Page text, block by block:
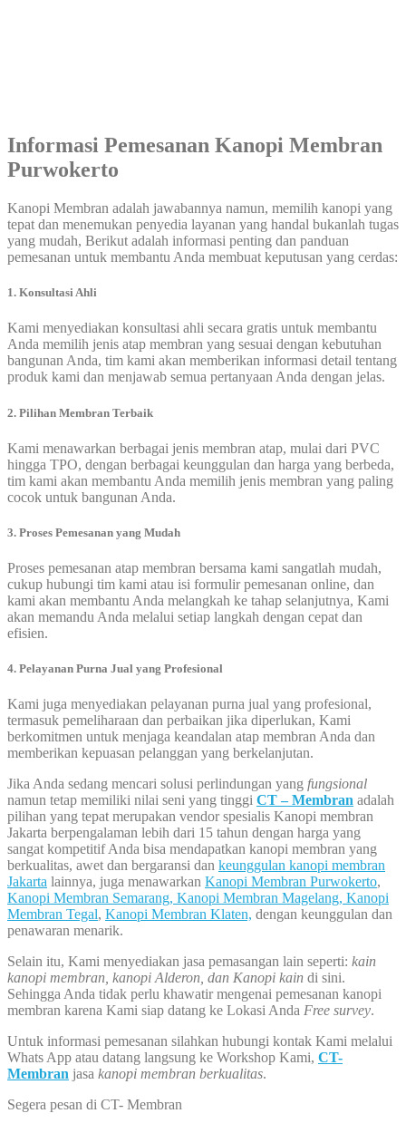
Informasi Pemesanan Kanopi Membran
Purwokerto
Kanopi Membran adalah jawabannya namun, memilih kanopi yang
tepat dan menemukan penyedia layanan yang handal bukanlah tugas
yang mudah, Berikut adalah informasi penting dan panduan
pemesanan untuk membantu Anda membuat keputusan yang cerdas:
1. Konsultasi Ahli
Kami menyediakan konsultasi ahli secara gratis untuk membantu
Anda memilih jenis atap membran yang sesuai dengan kebutuhan
bangunan Anda, tim kami akan memberikan informasi detail tentang
produk kami dan menjawab semua pertanyaan Anda dengan jelas.
2. Pilihan Membran Terbaik
Kami menawarkan berbagai jenis membran atap, mulai dari PVC
hingga TPO, dengan berbagai keunggulan dan harga yang berbeda,
tim kami akan membantu Anda memilih jenis membran yang paling
cocok untuk bangunan Anda.
3. Proses Pemesanan yang Mudah
Proses pemesanan atap membran bersama kami sangatlah mudah,
cukup hubungi tim kami atau isi formulir pemesanan online, dan
kami akan membantu Anda melangkah ke tahap selanjutnya, Kami
akan memandu Anda melalui setiap langkah dengan cepat dan
efisien.
4. Pelayanan Purna Jual yang Profesional
Kami juga menyediakan pelayanan purna jual yang profesional,
termasuk pemeliharaan dan perbaikan jika diperlukan, Kami
berkomitmen untuk menjaga keandalan atap membran Anda dan
memberikan kepuasan pelanggan yang berkelanjutan.
Jika Anda sedang mencari solusi perlindungan yang fungsional
namun tetap memiliki nilai seni yang tinggi CT – Membran adalah
pilihan yang tepat merupakan vendor spesialis Kanopi membran
Jakarta berpengalaman lebih dari 15 tahun dengan harga yang
sangat kompetitif Anda bisa mendapatkan kanopi membran yang
berkualitas, awet dan bergaransi dan keunggulan kanopi membran
Jakarta lainnya, juga menawarkan Kanopi Membran Purwokerto,
Kanopi Membran Semarang, Kanopi Membran Magelang, Kanopi
Membran Tegal, Kanopi Membran Klaten, dengan keunggulan dan
penawaran menarik.
Selain itu, Kami menyediakan jasa pemasangan lain seperti: kain
kanopi membran, kanopi Alderon, dan Kanopi kain di sini.
Sehingga Anda tidak perlu khawatir mengenai pemesanan kanopi
membran karena Kami siap datang ke Lokasi Anda Free survey.
Untuk informasi pemesanan silahkan hubungi kontak Kami melalui
Whats App atau datang langsung ke Workshop Kami, CT-
Membran jasa kanopi membran berkualitas.
Segera pesan di CT- Membran